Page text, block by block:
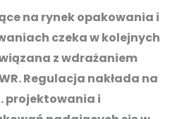
na rynek opakowania i
czeka w kolejnych
z wdrażaniem
Regulacja nakłada na
projektowania i